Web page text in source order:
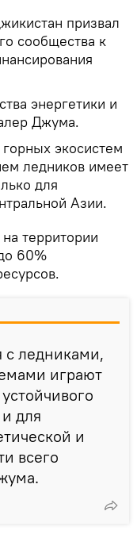
призвал
сообщества к
энергетики и
Джума.
экосистем
ледников имеет
для
Азии.
территории
60%
с ледниками,
играют
для
и
всего